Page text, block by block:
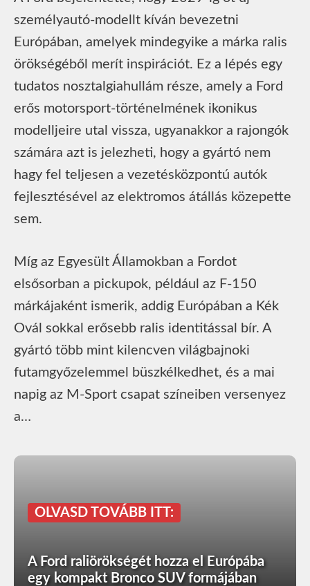
személyautó-modellt kíván bevezetni
Európában, amelyek mindegyike a márka ralis
örökségéből merít inspirációt. Ez a lépés egy
tudatos nosztalgiahullám része, amely a Ford
erős motorsport-történelmének ikonikus
modelljeire utal vissza, ugyanakkor a rajongók
számára azt is jelezheti, hogy a gyártó nem
hagy fel teljesen a vezetésközpontú autók
fejlesztésével az elektromos átállás közepette
sem.
Míg az Egyesült Államokban a Fordot
elsősorban a pickupok, például az F-150
márkájaként ismerik, addig Európában a Kék
Ovál sokkal erősebb ralis identitással bír. A
gyártó több mint kilencven világbajnoki
futamgyőzelemmel büszkélkedhet, és a mai
napig az M-Sport csapat színeiben versenyez
a…
OLVASD TOVÁBB ITT:
A Ford raliörökségét hozza el Európába
egy kompakt Bronco SUV formájában